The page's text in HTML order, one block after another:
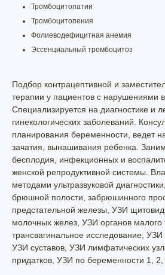
Тромбоцитопатии
Тромбоцитопения
Фолиеводефицитная анемия
Эссенциальный тромбоцитоз
Подбор контрацептивной и
терапии у пациентов с нарушениями в
Специализируется на диагностике и
гинекологических заболеваний.
планирования беременности, ведет
зачатия, вынашивания ребенка.
бесплодия, инфекционных и
женской репродуктивной системы.
методами ультразвуковой
брюшной полости, забрюшинного
предстательной железы, УЗИ
молочных желез, УЗИ органов малого
трансвагинальное исследование, УЗИ
УЗИ суставов, УЗИ лимфатических
придатков, УЗИ по беременности 1, 2,